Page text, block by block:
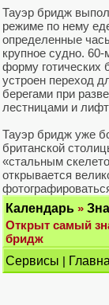
Тауэр бридж
режиме по нему
определенные
крупное судно.
форму готических
устроен переход
берегами при
лестницами и
Тауэр бридж уже
британской
«стальным
открывается
Календарь »
Открыт самый
бридж
Сервисы |